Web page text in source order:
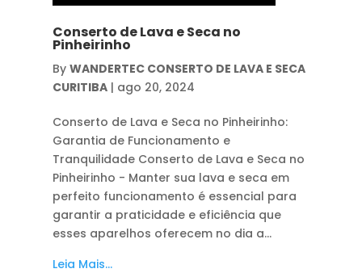
Conserto de Lava e Seca no
Pinheirinho
By WANDERTEC CONSERTO DE LAVA E SECA
CURITIBA| ago 20, 2024
Conserto de Lava e Seca no Pinheirinho:
Garantia de Funcionamento e
Tranquilidade Conserto de Lava e Seca no
Pinheirinho - Manter sua lava e seca em
perfeito funcionamento é essencial para
garantir a praticidade e eficiência que
esses aparelhos oferecem no dia a...
Leia Mais...